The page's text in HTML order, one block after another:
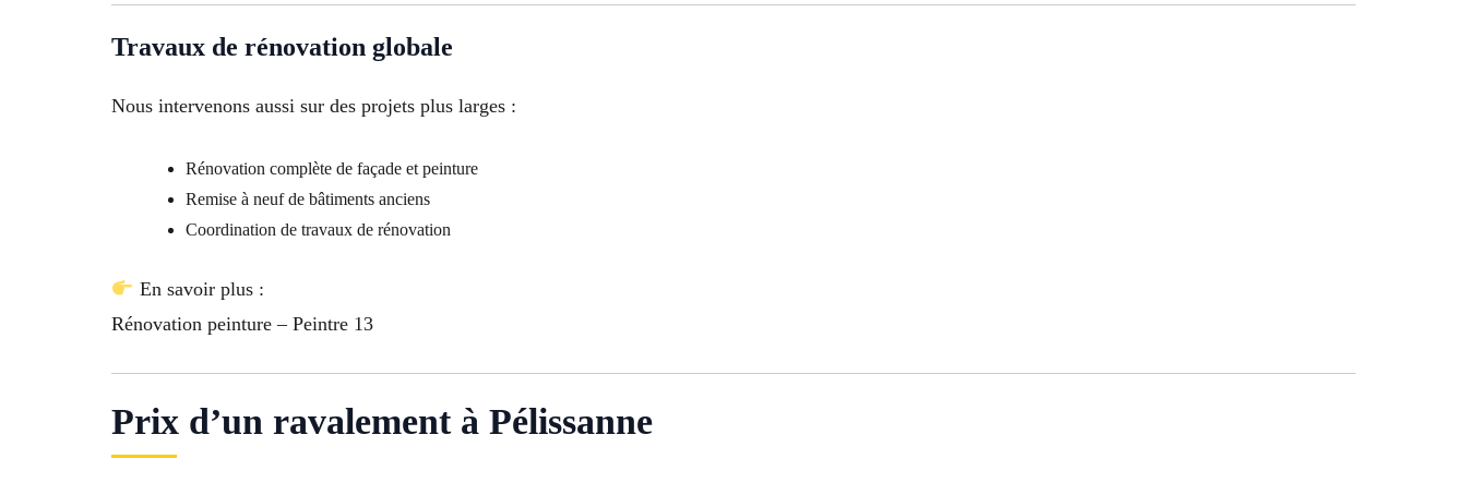
Travaux de rénovation globale
Nous intervenons aussi sur des projets plus larges :
Rénovation complète de façade et peinture
Remise à neuf de bâtiments anciens
Coordination de travaux de rénovation
En savoir plus :
Rénovation peinture – Peintre 13
Prix d’un ravalement à Pélissanne